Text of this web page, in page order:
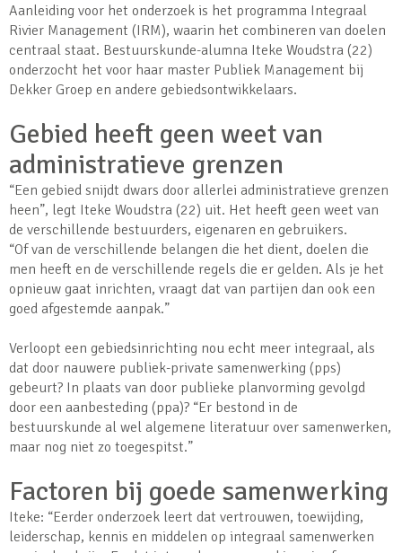
Aanleiding voor het onderzoek is het programma Integraal
Rivier Management (IRM), waarin het combineren van doelen
centraal staat. Bestuurskunde-alumna Iteke Woudstra (22)
onderzocht het voor haar master Publiek Management bij
Dekker Groep en andere gebiedsontwikkelaars.
Gebied heeft geen weet van
administratieve grenzen
“Een gebied snijdt dwars door allerlei administratieve grenzen
heen”, legt Iteke Woudstra (22) uit. Het heeft geen weet van
de verschillende bestuurders, eigenaren en gebruikers.
“Of van de verschillende belangen die het dient, doelen die
men heeft en de verschillende regels die er gelden. Als je het
opnieuw gaat inrichten, vraagt dat van partijen dan ook een
goed afgestemde aanpak.”
Verloopt een gebiedsinrichting nou echt meer integraal, als
dat door nauwere publiek-private samenwerking (pps)
gebeurt? In plaats van door publieke planvorming gevolgd
door een aanbesteding (ppa)? “Er bestond in de
bestuurskunde al wel algemene literatuur over samenwerken,
maar nog niet zo toegespitst.”
Factoren bij goede samenwerking
Iteke: “Eerder onderzoek leert dat vertrouwen, toewijding,
leiderschap, kennis en middelen op integraal samenwerken